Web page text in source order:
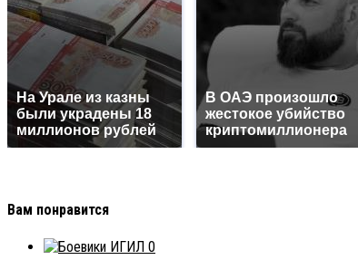
На Урале из казны
были украдены 18
миллионов рублей
В ОАЭ произошло
жестокое убийство
криптомиллионера
Вам понравится
0